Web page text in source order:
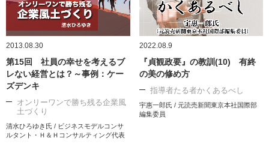
2013.08.30
第15回 社員の幸せを考えるブ
レない経営とは？～事例：ケー
ズデンキ
オンリーワンで勝ち残る企業風
土づくり
清水ひろゆき氏 / ビジネスモデルコンサ
ルタント・Ｈ＆Ｈコンサルティング代表
2022.08.9
『貞観政要』の教訓(10) 有終
の美の修め方
指導者たる者かくあるべし
宇惠一郎氏 / 元読売新聞東京本社国際部
編集委員